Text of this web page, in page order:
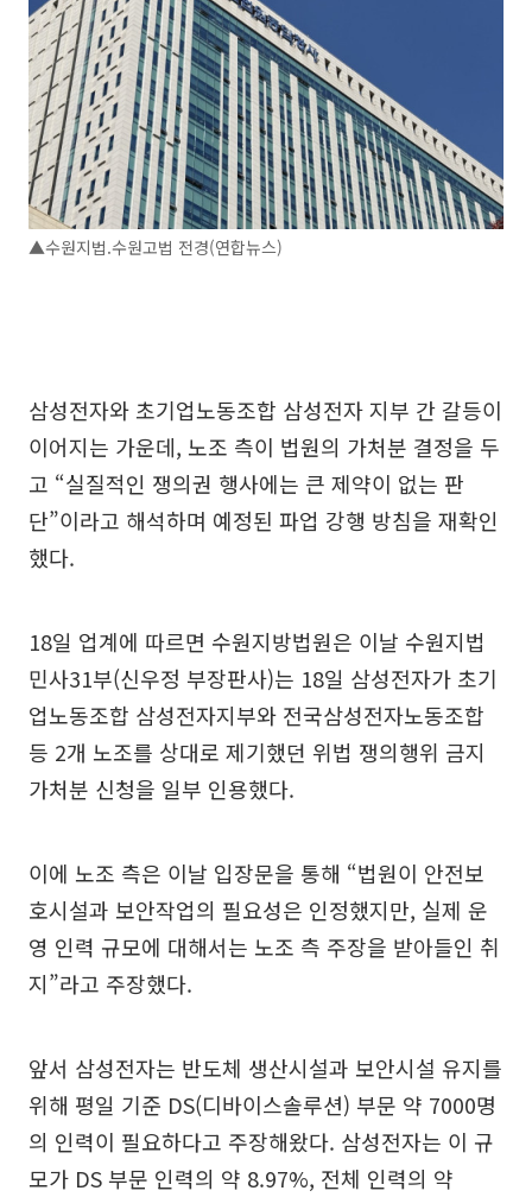
▲수원지법.수원고법 전경(연합뉴스)
삼성전자와 초기업노동조합 삼성전자 지부 간 갈등이
이어지는 가운데, 노조 측이 법원의 가처분 결정을 두
고 “실질적인 쟁의권 행사에는 큰 제약이 없는 판
단”이라고 해석하며 예정된 파업 강행 방침을 재확인
했다.
18일 업계에 따르면 수원지방법원은 이날 수원지법
민사31부(신우정 부장판사)는 18일 삼성전자가 초기
업노동조합 삼성전자지부와 전국삼성전자노동조합
등 2개 노조를 상대로 제기했던 위법 쟁의행위 금지
가처분 신청을 일부 인용했다.
이에 노조 측은 이날 입장문을 통해 “법원이 안전보
호시설과 보안작업의 필요성은 인정했지만, 실제 운
영 인력 규모에 대해서는 노조 측 주장을 받아들인 취
지”라고 주장했다.
앞서 삼성전자는 반도체 생산시설과 보안시설 유지를
위해 평일 기준 DS(디바이스솔루션) 부문 약 7000명
의 인력이 필요하다고 주장해왔다. 삼성전자는 이 규
모가 DS 부문 인력의 약 8.97%, 전체 인력의 약